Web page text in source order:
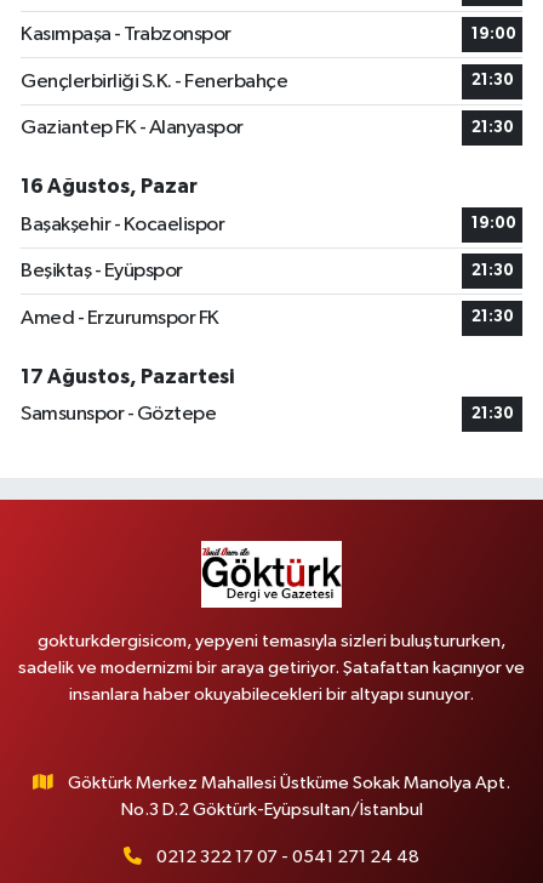
Kasımpaşa - Trabzonspor 19:00
Gençlerbirliği S.K. - Fenerbahçe 21:30
Gaziantep FK - Alanyaspor 21:30
16 Ağustos, Pazar
Başakşehir - Kocaelispor
19:00
Beşiktaş - Eyüpspor 21:30
Amed - Erzurumspor FK 21:30
17 Ağustos, Pazartesi
Samsunspor - Göztepe
21:30
gokturkdergisicom, yepyeni temasıyla sizleri buluştururken,
sadelik ve modernizmi bir araya getiriyor. Şatafattan kaçınıyor ve
insanlara haber okuyabilecekleri bir altyapı sunuyor.
Göktürk Merkez Mahallesi Üstküme Sokak Manolya Apt.
No.3 D.2 Göktürk-Eyüpsultan/İstanbul
0212 322 17 07 - 0541 271 24 48